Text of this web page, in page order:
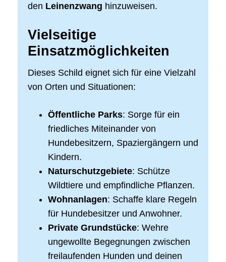
den Leinenzwang hinzuweisen.
Vielseitige
Einsatzmöglichkeiten
Dieses Schild eignet sich für eine Vielzahl
von Orten und Situationen:
Öffentliche Parks: Sorge für ein
friedliches Miteinander von
Hundebesitzern, Spaziergängern und
Kindern.
Naturschutzgebiete: Schütze
Wildtiere und empfindliche Pflanzen.
Wohnanlagen: Schaffe klare Regeln
für Hundebesitzer und Anwohner.
Private Grundstücke: Wehre
ungewollte Begegnungen zwischen
freilaufenden Hunden und deinen